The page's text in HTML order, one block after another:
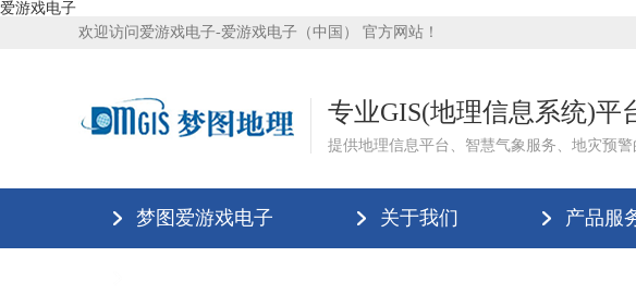
爱游戏电子
欢迎访问爱游戏电子-爱游戏电子（中国） 官方网站！
专业GIS(地理信息系统)平
提供地理信息平台、智慧气象服务、地灾预
梦图爱游戏电子 关于我们 产品服